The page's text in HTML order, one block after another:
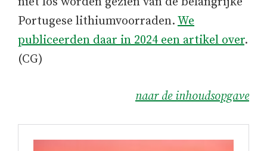
Portugese lithiumvoorraden. We
publiceerden daar in 2024 een artikel over.
(CG)
naar de inhoudsopgave